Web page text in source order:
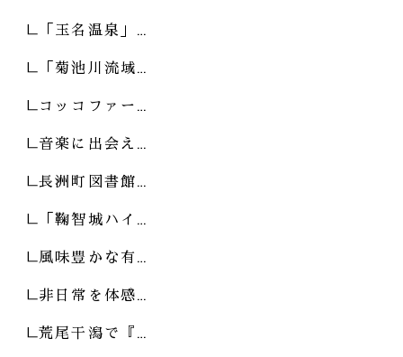
「玉名温泉」…
「菊池川流域…
コッコファー…
音楽に出会え…
長洲町図書館…
「鞠智城ハイ…
風味豊かな有…
非日常を体感…
荒尾干潟で『…